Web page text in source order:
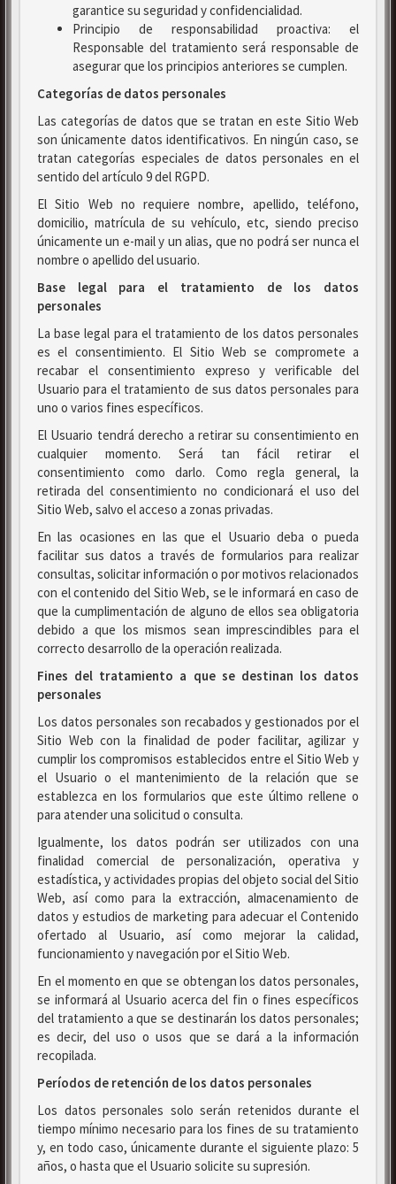
garantice su seguridad y confidencialidad.
Principio de responsabilidad proactiva: el
Responsable del tratamiento será responsable de
asegurar que los principios anteriores se cumplen.
Categorías de datos personales
Las categorías de datos que se tratan en este Sitio Web
son únicamente datos identificativos. En ningún caso, se
tratan categorías especiales de datos personales en el
sentido del artículo 9 del RGPD.
El Sitio Web no requiere nombre, apellido, teléfono,
domicilio, matrícula de su vehículo, etc, siendo preciso
únicamente un e-mail y un alias, que no podrá ser nunca el
nombre o apellido del usuario.
Base legal para el tratamiento de los datos
personales
La base legal para el tratamiento de los datos personales
es el consentimiento. El Sitio Web se compromete a
recabar el consentimiento expreso y verificable del
Usuario para el tratamiento de sus datos personales para
uno o varios fines específicos.
El Usuario tendrá derecho a retirar su consentimiento en
cualquier momento. Será tan fácil retirar el
consentimiento como darlo. Como regla general, la
retirada del consentimiento no condicionará el uso del
Sitio Web, salvo el acceso a zonas privadas.
En las ocasiones en las que el Usuario deba o pueda
facilitar sus datos a través de formularios para realizar
consultas, solicitar información o por motivos relacionados
con el contenido del Sitio Web, se le informará en caso de
que la cumplimentación de alguno de ellos sea obligatoria
debido a que los mismos sean imprescindibles para el
correcto desarrollo de la operación realizada.
Fines del tratamiento a que se destinan los datos
personales
Los datos personales son recabados y gestionados por el
Sitio Web con la finalidad de poder facilitar, agilizar y
cumplir los compromisos establecidos entre el Sitio Web y
el Usuario o el mantenimiento de la relación que se
establezca en los formularios que este último rellene o
para atender una solicitud o consulta.
Igualmente, los datos podrán ser utilizados con una
finalidad comercial de personalización, operativa y
estadística, y actividades propias del objeto social del Sitio
Web, así como para la extracción, almacenamiento de
datos y estudios de marketing para adecuar el Contenido
ofertado al Usuario, así como mejorar la calidad,
funcionamiento y navegación por el Sitio Web.
En el momento en que se obtengan los datos personales,
se informará al Usuario acerca del fin o fines específicos
del tratamiento a que se destinarán los datos personales;
es decir, del uso o usos que se dará a la información
recopilada.
Períodos de retención de los datos personales
Los datos personales solo serán retenidos durante el
tiempo mínimo necesario para los fines de su tratamiento
y, en todo caso, únicamente durante el siguiente plazo: 5
años, o hasta que el Usuario solicite su supresión.